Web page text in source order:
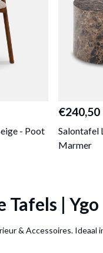
- Poot
€240,50
Salontafel
Marmer
Tafels |
& Accessoires.